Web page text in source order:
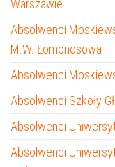
Warszawie
Absolwenci
M.W. Łomonosowa
Absolwenci
Absolwenci Szkoły
Absolwenci
Absolwenci